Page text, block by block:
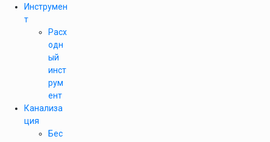
Инструмен
т
Расх
одн
ый
инст
рум
ент
Канализа
ция
Бес